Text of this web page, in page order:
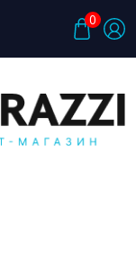
0